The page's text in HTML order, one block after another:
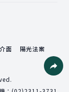
面
陽光法案